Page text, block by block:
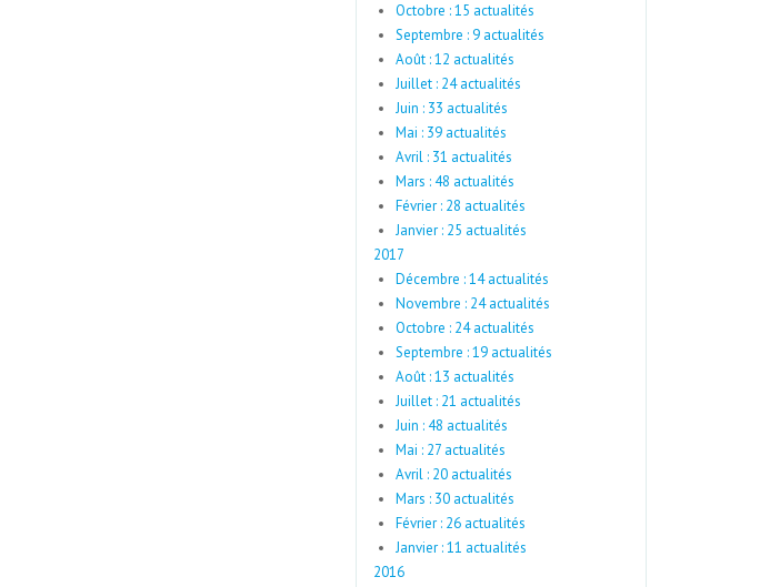
Octobre : 15 actualités
Septembre : 9 actualités
Août : 12 actualités
Juillet : 24 actualités
Juin : 33 actualités
Mai : 39 actualités
Avril : 31 actualités
Mars : 48 actualités
Février : 28 actualités
Janvier : 25 actualités
2017
Décembre : 14 actualités
Novembre : 24 actualités
Octobre : 24 actualités
Septembre : 19 actualités
Août : 13 actualités
Juillet : 21 actualités
Juin : 48 actualités
Mai : 27 actualités
Avril : 20 actualités
Mars : 30 actualités
Février : 26 actualités
Janvier : 11 actualités
2016